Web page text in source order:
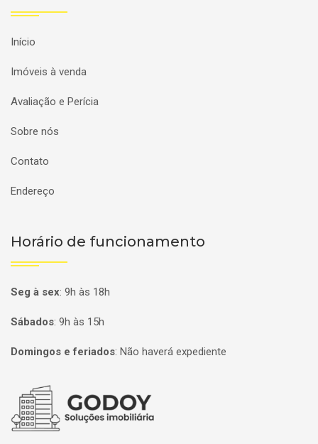
Início
Imóveis à venda
Avaliação e Perícia
Sobre nós
Contato
Endereço
Horário de funcionamento
Seg à sex: 9h às 18h
Sábados: 9h às 15h
Domingos e feriados: Não haverá expediente
Página inicial